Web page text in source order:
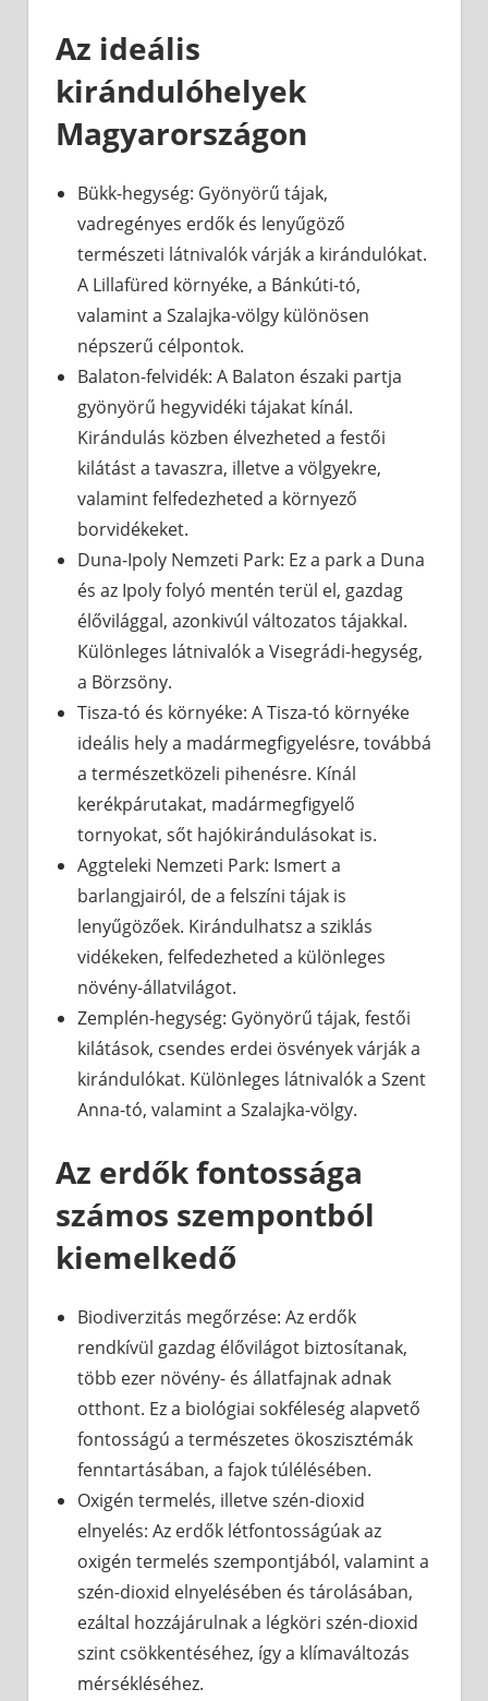
Az ideális
kirándulóhelyek
Magyarországon
Bükk-hegység: Gyönyörű tájak,
vadregényes erdők és lenyűgöző
természeti látnivalók várják a kirándulókat.
A Lillafüred környéke, a Bánkúti-tó,
valamint a Szalajka-völgy különösen
népszerű célpontok.
Balaton-felvidék: A Balaton északi partja
gyönyörű hegyvidéki tájakat kínál.
Kirándulás közben élvezheted a festői
kilátást a tavaszra, illetve a völgyekre,
valamint felfedezheted a környező
borvidékeket.
Duna-Ipoly Nemzeti Park: Ez a park a Duna
és az Ipoly folyó mentén terül el, gazdag
élővilággal, azonkivúl változatos tájakkal.
Különleges látnivalók a Visegrádi-hegység,
a Börzsöny.
Tisza-tó és környéke: A Tisza-tó környéke
ideális hely a madármegfigyelésre, továbbá
a természetközeli pihenésre. Kínál
kerékpárutakat, madármegfigyelő
tornyokat, sőt hajókirándulásokat is.
Aggteleki Nemzeti Park: Ismert a
barlangjairól, de a felszíni tájak is
lenyűgözőek. Kirándulhatsz a sziklás
vidékeken, felfedezheted a különleges
növény-állatvilágot.
Zemplén-hegység: Gyönyörű tájak, festői
kilátások, csendes erdei ösvények várják a
kirándulókat. Különleges látnivalók a Szent
Anna-tó, valamint a Szalajka-völgy.
Az erdők fontossága
számos szempontból
kiemelkedő
Biodiverzitás megőrzése: Az erdők
rendkívül gazdag élővilágot biztosítanak,
több ezer növény- és állatfajnak adnak
otthont. Ez a biológiai sokféleség alapvető
fontosságú a természetes ökoszisztémák
fenntartásában, a fajok túlélésében.
Oxigén termelés, illetve szén-dioxid
elnyelés: Az erdők létfontosságúak az
oxigén termelés szempontjából, valamint a
szén-dioxid elnyelésében és tárolásában,
ezáltal hozzájárulnak a légköri szén-dioxid
szint csökkentéséhez, így a klímaváltozás
mérsékléséhez.